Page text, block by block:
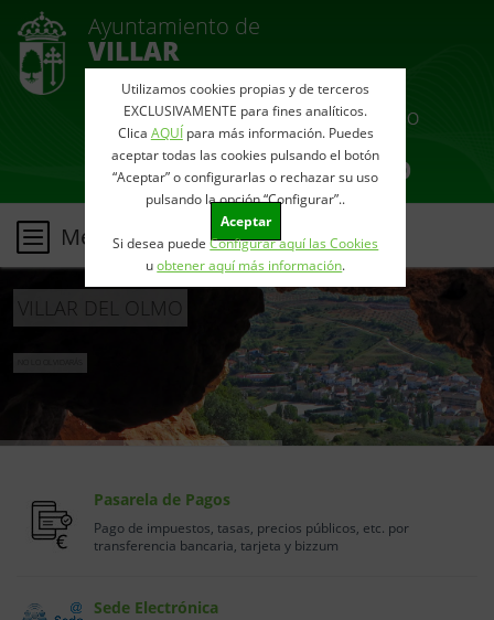
Utilizamos cookies propias y de terceros
EXCLUSIVAMENTE para fines analíticos.
Clica AQUÍpara más información. Puedes
aceptar todas las cookies pulsando el botón
“Aceptar” o configurarlas o rechazar su uso
pulsando la opción “Configurar”..
Aceptar
Si desea puedeConfigurar aquí las Cookies
uobtener aquí más información.
Ayuntamiento de
VILLAR
DEL OLMO
Menu
VILLAR DEL OLMO
Pasarela de Pagos
Pago de impuestos, tasas, precios públicos, etc. por
transferencia bancaria, tarjeta y bizzum
Sede Electrónica